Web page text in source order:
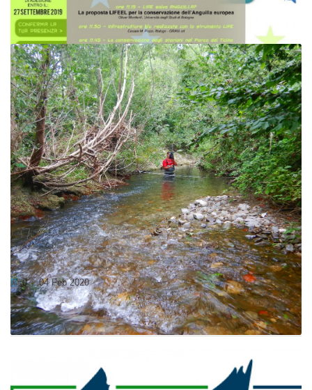
V petek, 4.10. 2019, smo se udeležili...
POZIV K SODELOVANJU ZA ZAŠČITO
HABITATA V VIPAVSKI DOLINI
0 04 Feb 2020
V letu 2019 smo v okviru projekta LIFE for LASCA izbrali štiri
ustrezne vodotoke Vipavske doline...